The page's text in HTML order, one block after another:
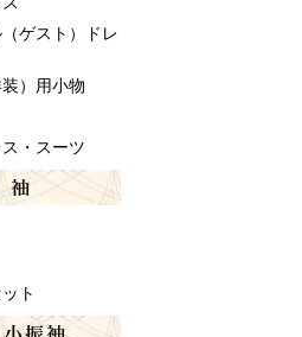
ゲスト）ドレ
装）用小物
・スーツ
ト